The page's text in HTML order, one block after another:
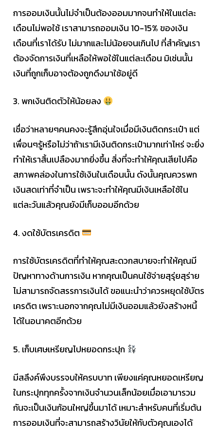
การออมเงินนั้นไม่จำเป็นต้องออมมากจนทำให้ในแต่ละ
เดือนไม่พอใช้ เราสามารถออมเงิน 10-15% ของเงิน
เดือนที่เราได้รับ ไม่มากและไม่น้อยจนเกินไป ที่สำคัญเรา
ต้องจัดการเงินที่เหลือให้พอใช้ในแต่ละเดือน มิเช่นนั้น
เงินที่ถูกเก็บอาจต้องถูกดึงมาใช้อยู่ดี
3. พกเงินติดตัวให้น้อยลง
เชื่อว่าหลายๆคนคงจะรู้สึกอุ่นใจเมื่อมีเงินติดกระเป๋า แต่
เพื่อนๆรู้หรือไม่ว่าถ้าเรามีเงินติดกระเป๋ามากเท่าไหร่ จะยิ่ง
ทำให้เราสิ้นเปลืองมากยิ่งขึ้น สิ่งที่จะทำให้คุณเสียไปคือ
สภาพคล่องในการใช้เงินในเดือนนั้น ดังนั้นคุณควรพก
เงินสดเท่าที่จำเป็น เพราะจะทำให้คุณมีเงินเหลือใช้ใน
แต่ละวันแล้วคุณยังมีเก็บออมอีกด้วย
4. งดใช้บัตรเครดิต
การใช้บัตรเครดิตที่ทำให้คุณสะดวกสบายจะทำให้คุณมี
ปัญหาทางด้านการเงิน หากคุณเป็นคนใช้จ่ายสุรุ่ยสุร่าย
ไม่สามารถจัดสรรการเงินได้ ขอแนะนำว่าควรหยุดใช้บัตร
เครดิต เพราะนอกจากคุณไม่มีเงินออมแล้วยังสร้างหนี้
ได้ในอนาคตอีกด้วย
5. เก็บเศษเหรียญไปหยอดกระปุก
มีสลึงค์พึงบรรจบให้ครบบาท เพียงแค่คุณหยอดเหรียญ
ในกระปุกทุกครั้งจากเงินจำนวนเล็กน้อยเมื่อเอามารวม
กันจะเป็นเงินก้อนใหญ่ขึ้นมาได้ เหมาะสำหรับคนที่เริ่มต้น
การออมเงินที่จะสามารถสร้างวินัยให้กับตัวคุณเองได้